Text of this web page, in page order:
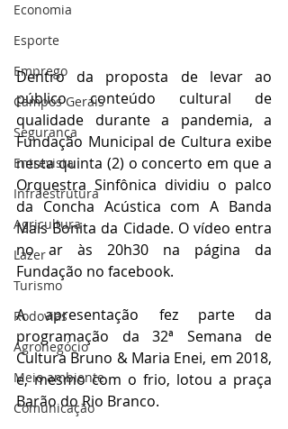
Economia
Esporte
Emprego
Campos Gerais
Segurança
Entrevista
Infraestrutura
Agricultura
Lazer
Turismo
Rodovias
Agronegócio
Meio ambiente
Comunicação
Dentro da proposta de levar ao
público conteúdo cultural de
qualidade durante a pandemia, a
Fundação Municipal de Cultura exibe
nesta quinta (2) o concerto em que a
Orquestra Sinfônica dividiu o palco
da Concha Acústica com A Banda
Mais Bonita da Cidade. O vídeo entra
no ar às 20h30 na página da
Fundação no facebook.
A apresentação fez parte da
programação da 32ª Semana de
Cultura Bruno & Maria Enei, em 2018,
e, mesmo com o frio, lotou a praça
Barão do Rio Branco.